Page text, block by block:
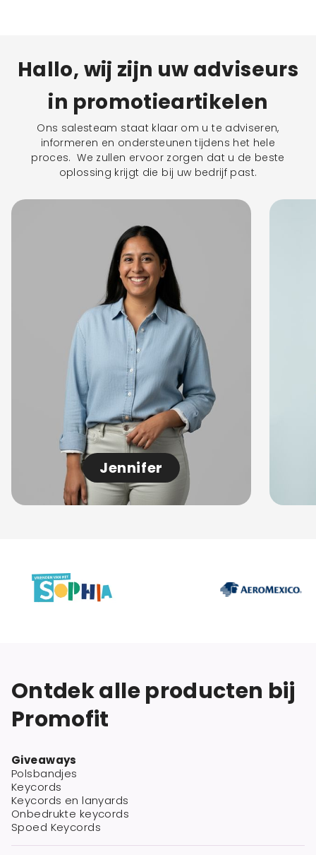
Hallo, wij zijn uw adviseurs
in promotieartikelen
Ons salesteam staat klaar om u te adviseren,
informeren en ondersteunen tijdens het hele
proces. We zullen ervoor zorgen dat u de beste
oplossing krijgt die bij uw bedrijf past.
Jennifer
Ontdek alle producten bij
Promofit
Giveaways
Polsbandjes
Keycords
Keycords en lanyards
Onbedrukte keycords
Spoed Keycords